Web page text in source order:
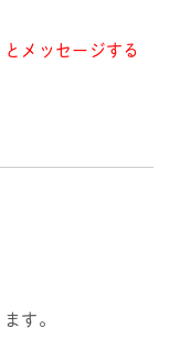
とメッセージする
す。